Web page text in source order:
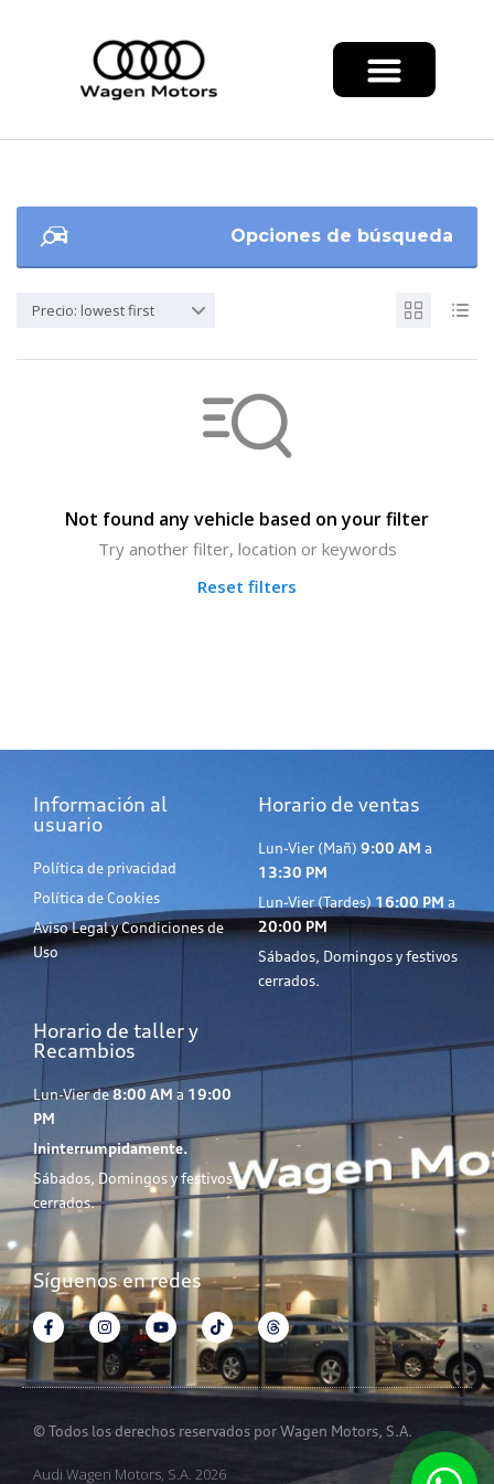
Opciones de búsqueda
Precio: lowest first
Not found any vehicle based on your filter
Try another filter, location or keywords
Reset filters
Información al
usuario
Política de privacidad
Política de Cookies
Aviso Legal y Condiciones de
Uso
Horario de ventas
Lun-Vier (Mañ) 9:00 AM a
13:30 PM
Lun-Vier (Tardes) 16:00 PM a
20:00 PM
Sábados, Domingos y festivos
cerrados.
Horario de taller y
Recambios
Lun-Vier de8:00 AM a 19:00
PM
Ininterrumpidamente.
Sábados, Domingos y festivos
cerrados.
Síguenos en redes
© Todos los derechos reservados por Wagen Motors, S.A.
Audi Wagen Motors, S.A. 2026